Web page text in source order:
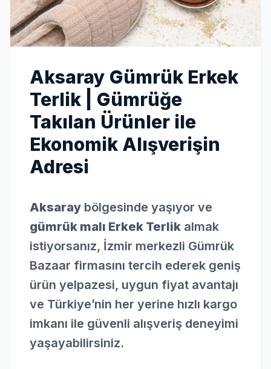
Aksaray Gümrük Erkek
Terlik | Gümrüğe
Takılan Ürünler ile
Ekonomik Alışverişin
Adresi
Aksaray bölgesinde yaşıyor ve
gümrük malı Erkek Terlik almak
istiyorsanız, İzmir merkezli Gümrük
Bazaar firmasını tercih ederek geniş
ürün yelpazesi, uygun fiyat avantajı
ve Türkiye’nin her yerine hızlı kargo
imkanı ile güvenli alışveriş deneyimi
yaşayabilirsiniz.